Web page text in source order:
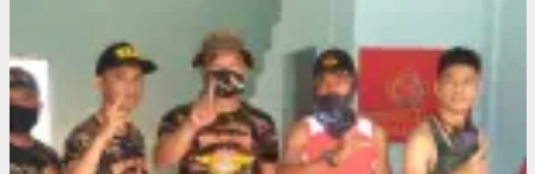
a
k
s
i